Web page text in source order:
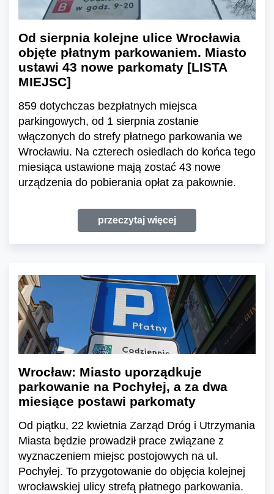
Od sierpnia kolejne ulice Wrocławia
objęte płatnym parkowaniem. Miasto
ustawi 43 nowe parkomaty [LISTA
MIEJSC]
859 dotychczas bezpłatnych miejsca
parkingowych, od 1 sierpnia zostanie
włączonych do strefy płatnego parkowania we
Wrocławiu. Na czterech osiedlach do końca tego
miesiąca ustawione mają zostać 43 nowe
urządzenia do pobierania opłat za pakownie.
przeczytaj więcej
Wrocław: Miasto uporządkuje
parkowanie na Pochyłej, a za dwa
miesiące postawi parkomaty
Od piątku, 22 kwietnia Zarząd Dróg i Utrzymania
Miasta będzie prowadził prace związane z
wyznaczeniem miejsc postojowych na ul.
Pochyłej. To przygotowanie do objęcia kolejnej
wrocławskiej ulicy strefą płatnego parkowania.